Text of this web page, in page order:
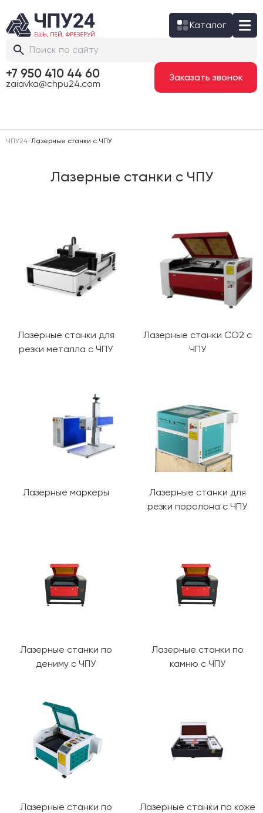
Каталог
+7 950 410 44 60
zaiavka@chpu24.com
Заказать звонок
ЧПУ24/Лазерные станки с ЧПУ
Лазерные станки с ЧПУ
Лазерные станки для
резки металла с ЧПУ
Лазерные станки CO2 с
ЧПУ
Лазерные маркеры
Лазерные станки для
резки поролона с ЧПУ
Лазерные станки по
дениму с ЧПУ
Лазерные станки по
камню с ЧПУ
Лазерные станки по
Лазерные станки по коже